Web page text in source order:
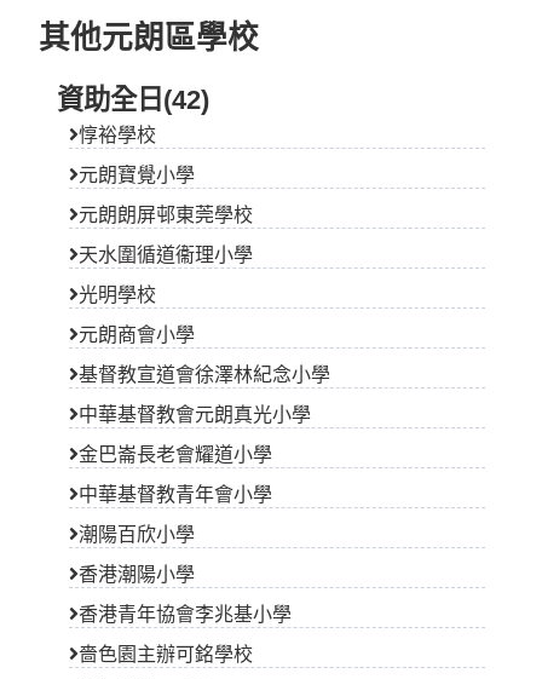
其他元朗區學校
資助全日(42)
惇裕學校
元朗寶覺小學
元朗朗屏邨東莞學校
天水圍循道衞理小學
光明學校
元朗商會小學
基督教宣道會徐澤林紀念小學
中華基督教會元朗真光小學
金巴崙長老會耀道小學
中華基督教青年會小學
潮陽百欣小學
香港潮陽小學
香港青年協會李兆基小學
嗇色園主辦可銘學校